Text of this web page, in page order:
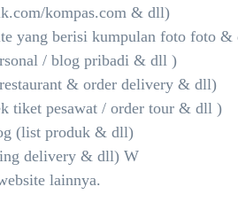
kompas.com & dll)
yang berisi kumpulan foto foto
/ blog pribadi & dll )
& order delivery & dll)
tiket pesawat / order tour & dll )
(list produk & dll)
delivery & dll) W
lainnya.